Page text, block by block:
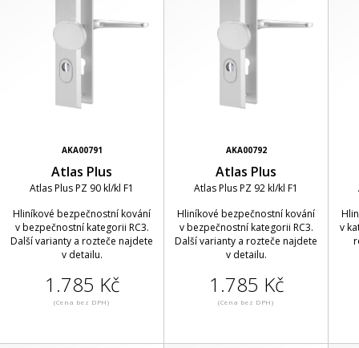
AKA00791
Atlas Plus
Atlas Plus PZ 90 kl/kl F1
Hliníkové bezpečnostní kování
v bezpečnostní kategorii RC3.
Další varianty a rozteče najdete
v detailu.
1.785 Kč
(Cena bez DPH)
AKA00792
Atlas Plus
Atlas Plus PZ 92 kl/kl F1
Hliníkové bezpečnostní kování
v bezpečnostní kategorii RC3.
Další varianty a rozteče najdete
v detailu.
1.785 Kč
(Cena bez DPH)
v